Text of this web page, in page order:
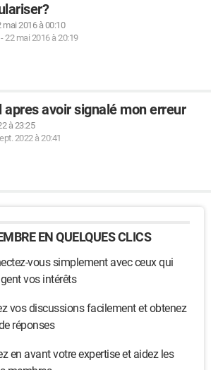
mai 2016 à 00:10
22 mai 2016 à 20:19
avoir signalé mon erreur
à 23:25
2022 à 20:41
EN QUELQUES CLICS
vous simplement avec ceux qui
vos intérêts
vos discussions facilement et obtenez
réponses
en avant votre expertise et aidez les